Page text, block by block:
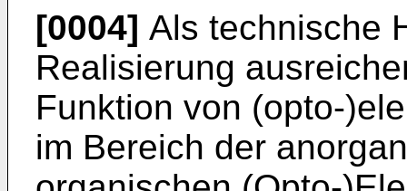
[0004] Als technische
Realisierung
Funktion von (opto-
im Bereich der